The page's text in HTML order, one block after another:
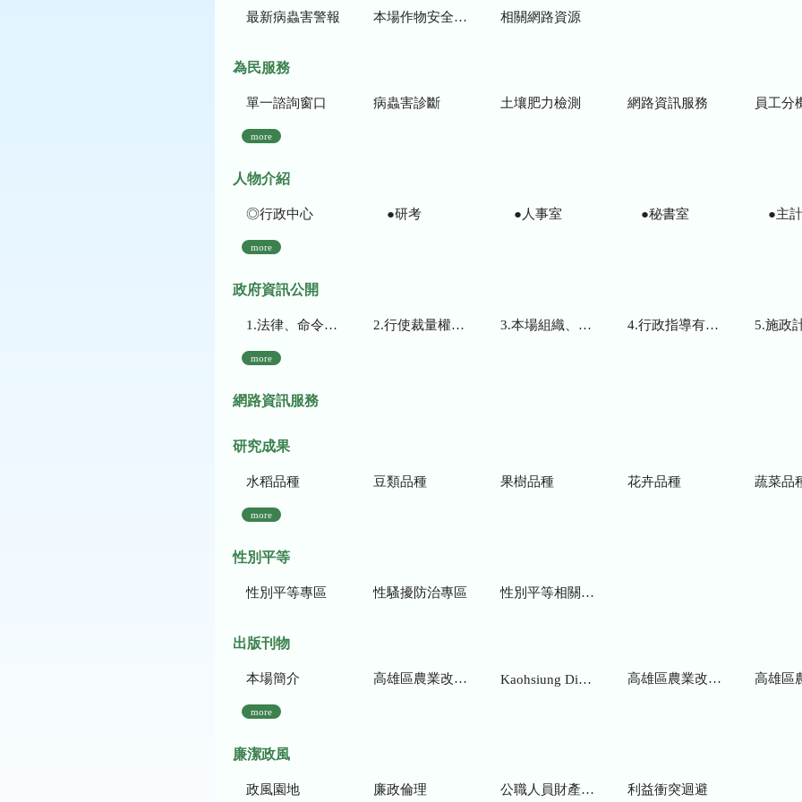
最新病蟲害警報 本場作物安全用藥資訊 相關網路資源
為民服務
單一諮詢窗口 病蟲害診斷 土壤肥力檢測 網路資訊服務 員工分
more
人物介紹
◎行政中心 ●研考 ●人事室 ●秘書室 ●主
more
政府資訊公開
1.法律、命令、法規命令 2.行使裁量權而訂頒之解釋性規定及裁量基準 3.本場組織、職掌及聯絡資訊 4.行政指導有關文書 5.施政計畫、業務統
more
網路資訊服務
研究成果
水稻品種 豆類品種 果樹品種 花卉品種 蔬菜品
more
性別平等
性別平等專區 性騷擾防治專區 性別平等相關網站
出版刊物
本場簡介 高雄區農業改良場研究彙報 Kaohsiung District Agricultural Research and Extension Station 高雄區農業改良場年報 高雄區
more
廉潔政風
政風園地 廉政倫理 公職人員財產申報 利益衝突迴避